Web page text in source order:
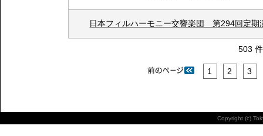
日本フィルハーモニー交響楽団 第294回定期
503
1 2 3
Copyright (c)